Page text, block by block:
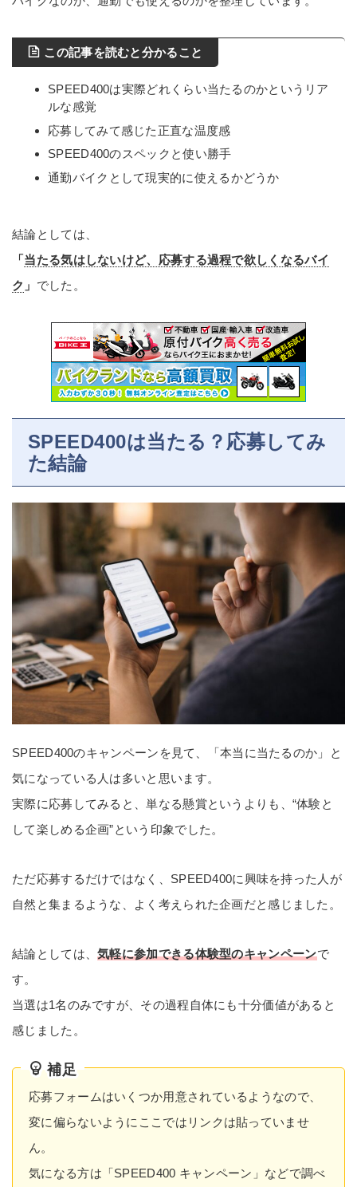
この記事を読むと分かること
SPEED400は実際どれくらい当たるのかというリア
ルな感覚
応募してみて感じた正直な温度感
SPEED400のスペックと使い勝手
通勤バイクとして現実的に使えるかどうか
結論としては、
「当たる気はしないけど、応募する過程で欲しくなるバイ
ク 」 でした。
SPEED400は当たる？応募してみ
た結論
SPEED400のキャンペーンを見て、「本当に当たるのか」と
気になっている人は多いと思います。
実際に応募してみると、単なる懸賞というよりも、“体験と
して楽しめる企画”という印象でした。
ただ応募するだけではなく、SPEED400に興味を持った人が
自然と集まるような、よく考えられた企画だと感じました。
結論としては、気軽に参加できる体験型のキャンペーンで
す。
当選は1名のみですが、その過程自体にも十分価値があると
感じました。
補足
応募フォームはいくつか用意されているようなので、
変に偏らないようにここではリンクは貼っていませ
ん。
気になる方は「SPEED400 キャンペーン」などで調べ